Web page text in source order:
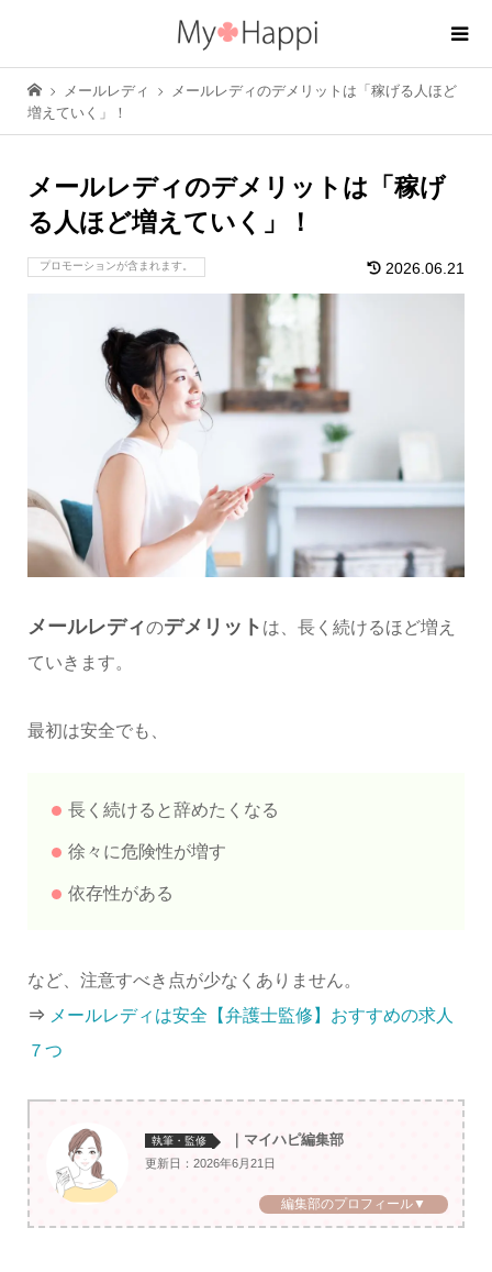
メールレディ
メールレディのデメリットは「稼げる人ほど
増えていく」！
メールレディのデメリットは「稼げ
る人ほど増えていく」！
2026.06.21
プロモーションが含まれます。
メールレディのデメリット は、長く続けるほど増え
ていきます。
最初は安全でも、
長く続けると辞めたくなる
徐々に危険性が増す
依存性がある
など、注意すべき点が少なくありません。
⇒ メールレディは安全【弁護士監修】おすすめの求人
７つ
執筆・監修 ｜マイハピ編集部
更新日：2026年6月21日
編集部のプロフィール▼